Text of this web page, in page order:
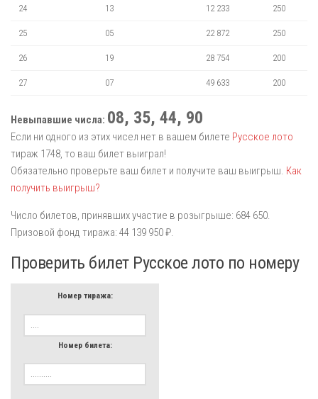
24 13 12 233 250
25 05 22 872 250
26 19 28 754 200
27 07 49 633 200
Невыпавшие числа: 08, 35, 44, 90
Если ни одного из этих чисел нет в вашем билете Русское лото
тираж 1748, то ваш билет выиграл!
Обязательно проверьте ваш билет и получите ваш выигрыш. Как
получить выигрыш?
Число билетов, принявших участие в розыгрыше: 684 650.
Призовой фонд тиража: 44 139 950 ₽.
Проверить билет Русское лото по номеру
Номер тиража:
Номер билета: